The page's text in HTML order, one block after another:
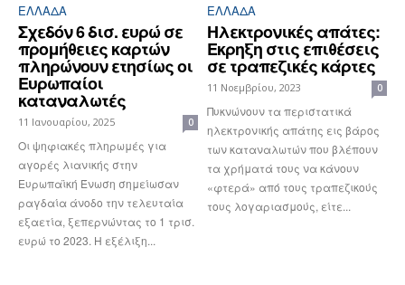
ΕΛΛΆΔΑ
Σχεδόν 6 δισ. ευρώ σε
προμήθειες καρτών
πληρώνουν ετησίως οι
Ευρωπαίοι
καταναλωτές
11 Ιανουαρίου, 2025 0
Οι ψηφιακές πληρωμές για
αγορές λιανικής στην
Ευρωπαϊκή Ένωση σημείωσαν
ραγδαία άνοδο την τελευταία
εξαετία, ξεπερνώντας το 1 τρισ.
ευρώ το 2023. Η εξέλιξη...
ΕΛΛΆΔΑ
Ηλεκτρονικές απάτες:
Eκρηξη στις επιθέσεις
σε τραπεζικές κάρτες
11 Νοεμβρίου, 2023 0
Πυκνώνουν τα περιστατικά
ηλεκτρονικής απάτης εις βάρος
των καταναλωτών που βλέπουν
τα χρήματά τους να κάνουν
«φτερά» από τους τραπεζικούς
τους λογαριασμούς, είτε...